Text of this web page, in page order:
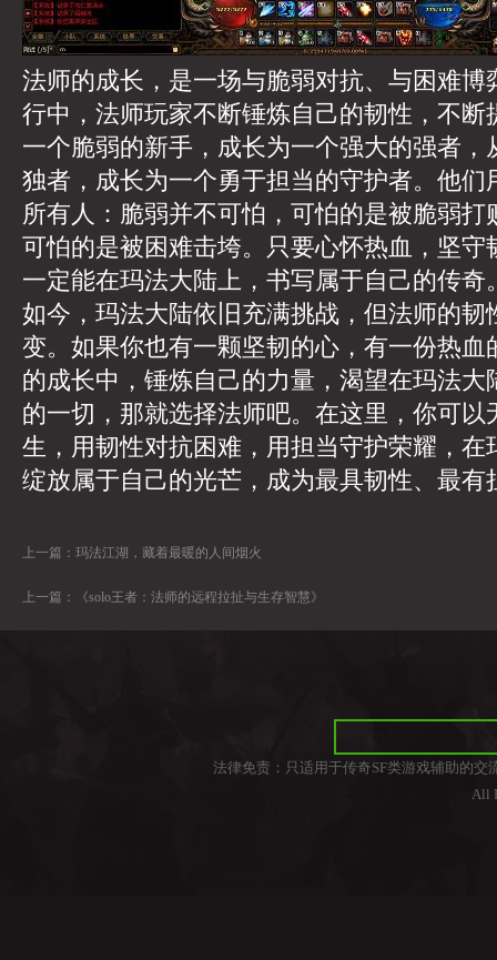
法师的成长，是一场与脆弱对抗、与困难博
行中，法师玩家不断锤炼自己的韧性，不断
一个脆弱的新手，成长为一个强大的强者，
独者，成长为一个勇于担当的守护者。他们
所有人：脆弱并不可怕，可怕的是被脆弱打
可怕的是被困难击垮。只要心怀热血，坚守
一定能在玛法大陆上，书写属于自己的传奇
如今，玛法大陆依旧充满挑战，但法师的韧
变。如果你也有一颗坚韧的心，有一份热血
的成长中，锤炼自己的力量，渴望在玛法大
的一切，那就选择法师吧。在这里，你可以
生，用韧性对抗困难，用担当守护荣耀，在
绽放属于自己的光芒，成为最具韧性、最有
上一篇： 玛法江湖，藏着最暖的人间烟火
上一篇： 《solo王者：法师的远程拉扯与生存智慧》
法律免责：只适用于传奇SF类游戏辅助的
All